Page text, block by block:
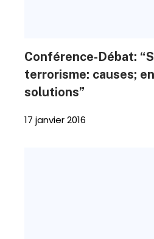
Conférence-Débat:
terrorisme: causes;
solutions”
17 janvier 2016